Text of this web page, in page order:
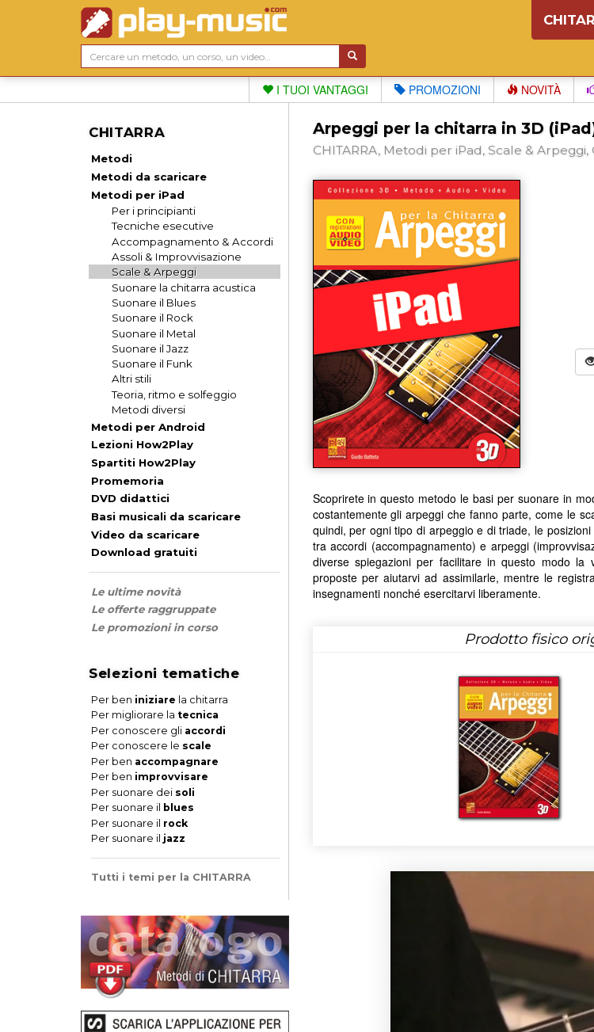
I TUOI VANTAGGI PROMOZIONI NOVITÀ
CHITARRA
Metodi
Metodi da scaricare
Metodi per iPad
Per i principianti
Tecniche esecutive
Accompagnamento & Accordi
Assoli & Improvvisazione
Scale & Arpeggi
Suonare la chitarra acustica
Suonare il Blues
Suonare il Rock
Suonare il Metal
Suonare il Jazz
Suonare il Funk
Altri stili
Teoria, ritmo e solfeggio
Metodi diversi
Metodi per Android
Lezioni How2Play
Spartiti How2Play
Promemoria
DVD didattici
Basi musicali da scaricare
Video da scaricare
Download gratuiti
Le ultime novità
Le offerte raggruppate
Le promozioni in corso
Selezioni tematiche
Per ben iniziare la chitarra
Per migliorare la tecnica
Per conoscere gli accordi
Per conoscere le scale
Per ben accompagnare
Per ben improvvisare
Per suonare dei soli
Per suonare il blues
Per suonare il rock
Per suonare il jazz
Tutti i temi per la CHITARRA
Arpeggi per la chitarra in 3D
CHITARRA, Metodi per iPad, Scale & Arpeggi,
Scoprirete in questo metodo le basi per suonare in
costantemente gli arpeggi che fanno parte, come le
quindi, per ogni tipo di arpeggio e di triade, le
tra accordi (accompagnamento) e arpeggi
diverse spiegazioni per facilitare in questo modo
proposte per aiutarvi ad assimilarle, mentre le
insegnamenti nonché esercitarvi liberamente.
Prodotto fisico